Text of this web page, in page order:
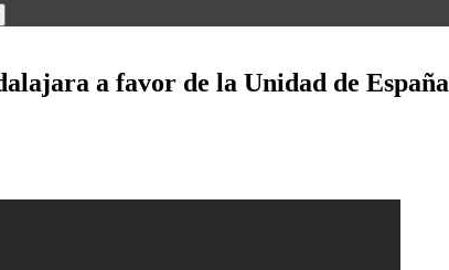
a favor de la Unidad de España